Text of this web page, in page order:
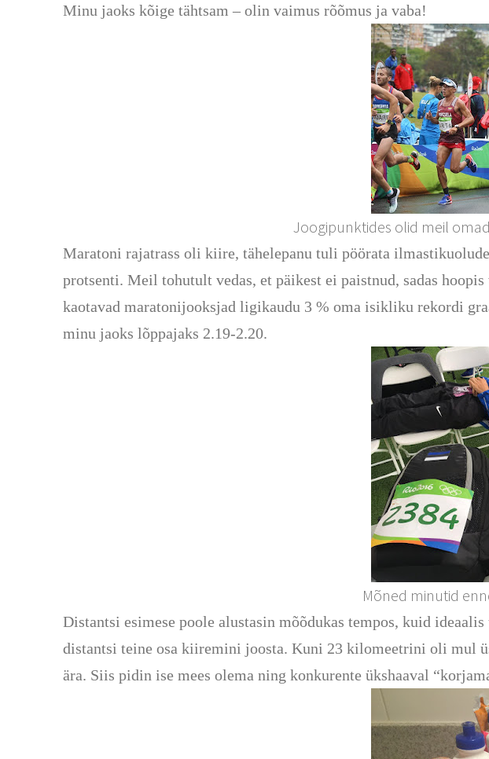
Minu jaoks kõige tähtsam – olin vaimus rõõmus ja vaba!
Joogipunktides olid meil
Maratoni rajatrass oli kiire, tähelepanu tuli pöörata
protsenti. Meil tohutult vedas, et päikest ei paistnud, sadas
kaotavad maratonijooksjad ligikaudu 3 % oma isikliku rekordi
minu jaoks lõppajaks 2.19-2.20.
Mõned minutid
Distantsi esimese poole alustasin mõõdukas tempos, kuid
distantsi teine osa kiiremini joosta. Kuni 23 kilomeetrini oli mul
ära. Siis pidin ise mees olema ning konkurente ükshaaval